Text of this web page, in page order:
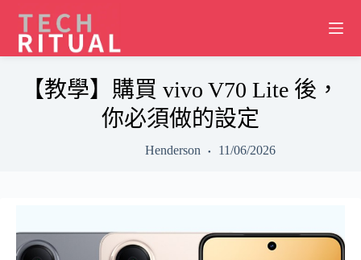
content
【教學】購買 vivo V70 Lite 後，
你必須做的設定
Henderson 11/06/2026